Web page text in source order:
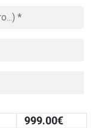
999.00€